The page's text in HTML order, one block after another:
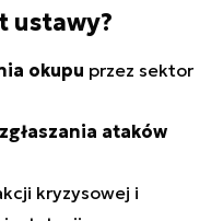
ustawy?
okupu przez sektor
zgłaszania ataków
kryzysowej i